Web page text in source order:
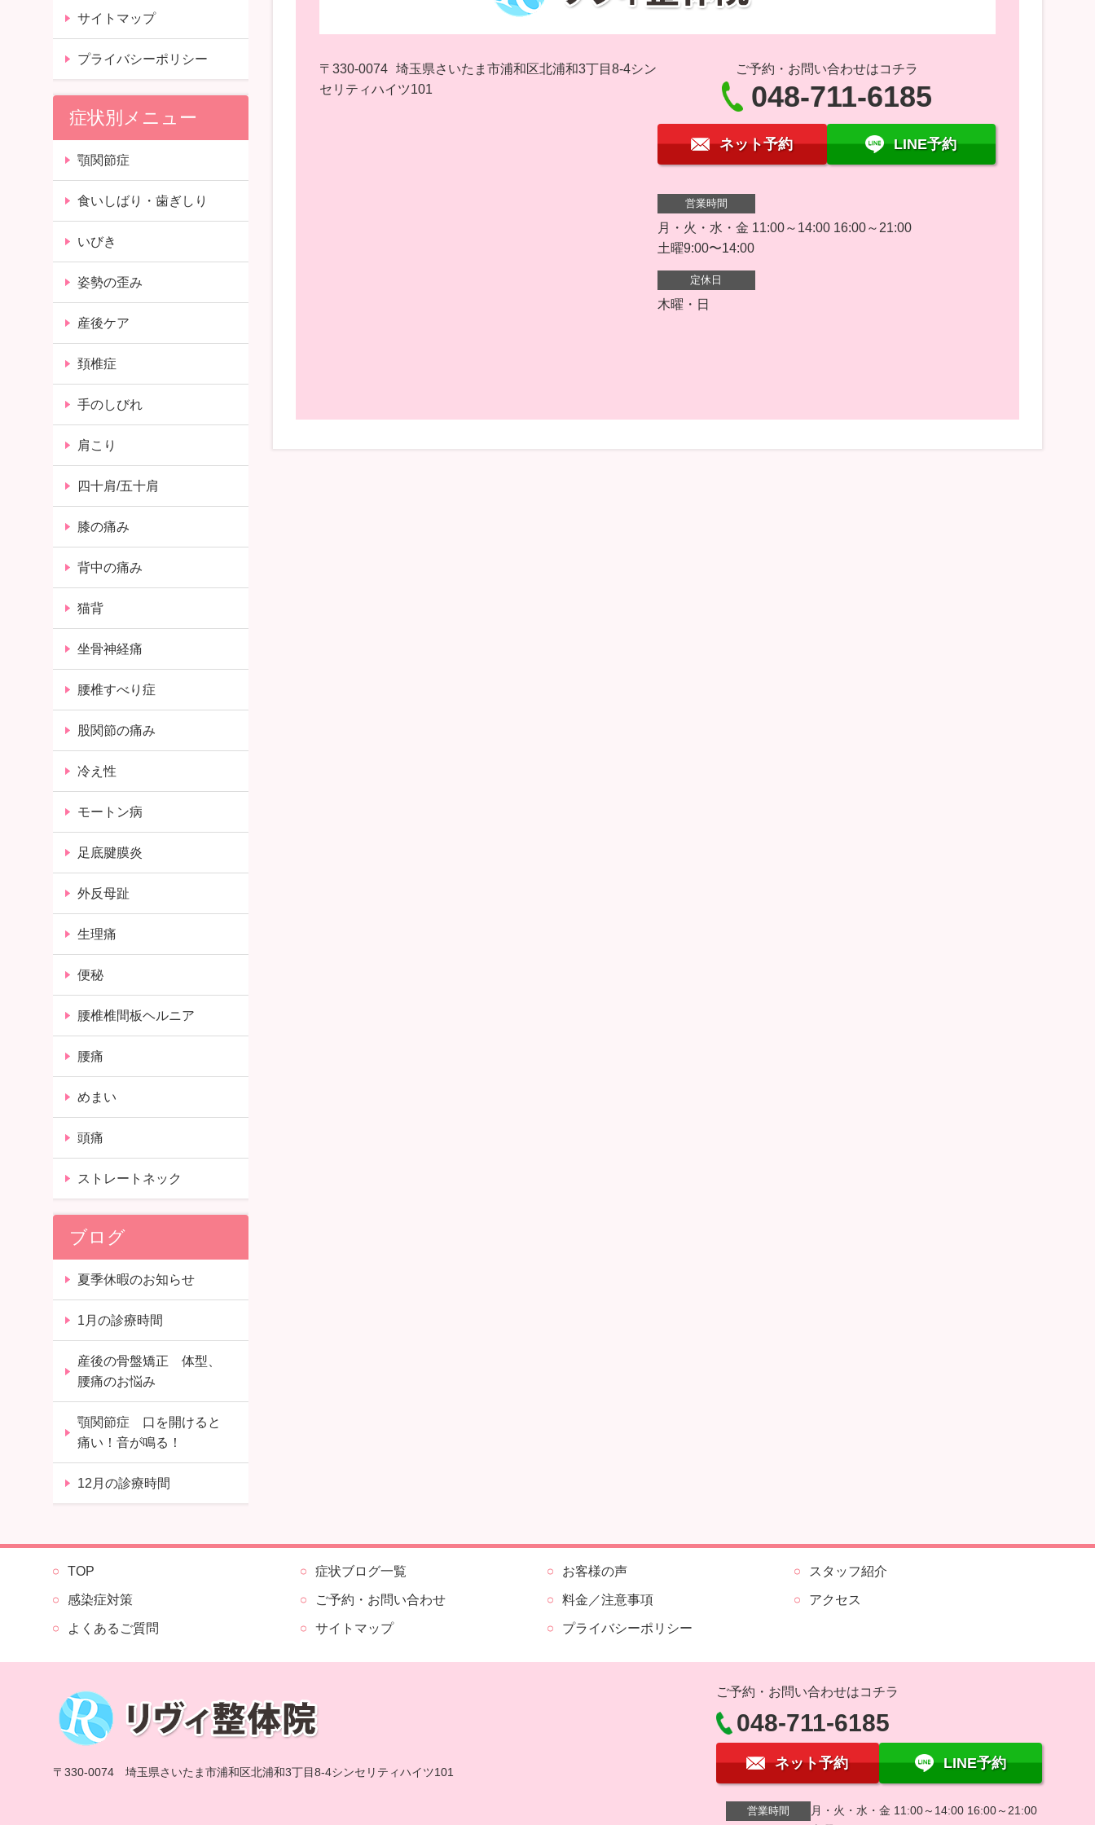
ご予約・お問い合わせはコチラ
048-711-6185
ネット予約 LINE予約
営業時間
月・火・水・金 11:00～14:00 16:00～21:00
土曜9:00〜14:00
定休日
木曜・日
〒330-0074
埼玉県さいたま市浦和区北浦和3丁目8-4シン
セリティハイツ101
サイトマップ
プライバシーポリシー
症状別メニュー
顎関節症
食いしばり・歯ぎしり
いびき
姿勢の歪み
産後ケア
頚椎症
手のしびれ
肩こり
四十肩/五十肩
膝の痛み
背中の痛み
猫背
坐骨神経痛
腰椎すべり症
股関節の痛み
冷え性
モートン病
足底腱膜炎
外反母趾
生理痛
便秘
腰椎椎間板ヘルニア
腰痛
めまい
頭痛
ストレートネック
ブログ
夏季休暇のお知らせ
1月の診療時間
産後の骨盤矯正 体型、
腰痛のお悩み
顎関節症 口を開けると
痛い！音が鳴る！
12月の診療時間
TOP 症状ブログ一覧 お客様の声 スタッフ紹介
感染症対策 ご予約・お問い合わせ 料金／注意事項 アクセス
よくあるご質問 サイトマップ プライバシーポリシー
〒330-0074 埼玉県さいたま市浦和区北浦和3丁目8-4シンセリティハイツ101
ご予約・お問い合わせはコチラ
048-711-6185
ネット予約 LINE予約
営業時間
月・火・水・金 11:00～14:00 16:00～21:00